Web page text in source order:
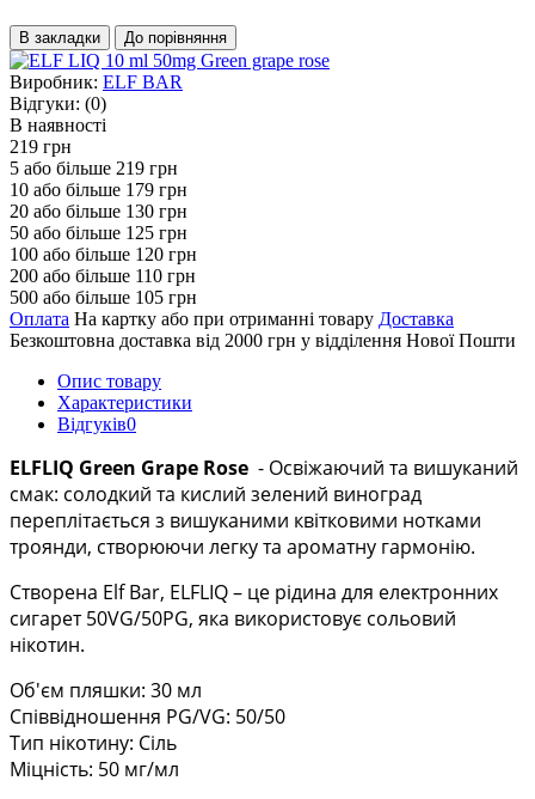
В закладки До порівняння
Виробник: ELF BAR
Відгуки: (0)
В наявності
219 грн
5 або більше 219 грн
10 або більше 179 грн
20 або більше 130 грн
50 або більше 125 грн
100 або більше 120 грн
200 або більше 110 грн
500 або більше 105 грн
Оплата На картку або при отриманні товару Доставка
Безкоштовна доставка від 2000 грн у відділення Нової Пошти
Опис товару
Характеристики
Відгуків0
ELFLIQ Green Grape Rose - Освіжаючий та вишуканий
смак: солодкий та кислий зелений виноград
переплітається з вишуканими квітковими нотками
троянди, створюючи легку та ароматну гармонію.
Створена Elf Bar, ELFLIQ – це рідина для електронних
сигарет 50VG/50PG, яка використовує сольовий
нікотин.
Об'єм пляшки: 30 мл
Співвідношення PG/VG: 50/50
Тип нікотину: Сіль
Міцність: 50 мг/мл